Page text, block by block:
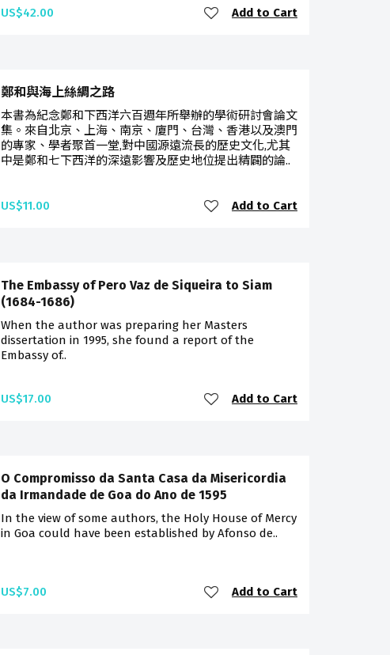
US$42.00 Add to Cart
鄭和與海上絲綢之路
本書為紀念鄭和下西洋六百週年所舉辦的學術研討會論文
集。來自北京、上海、南京、廈門、台灣、香港以及澳門
的專家、學者聚首一堂,對中國源遠流長的歷史文化,尤其
中是鄭和七下西洋的深遠影響及歷史地位提出精闢的論..
US$11.00 Add to Cart
The Embassy of Pero Vaz de Siqueira to Siam
(1684-1686)
When the author was preparing her Masters
dissertation in 1995, she found a report of the
Embassy of..
US$17.00 Add to Cart
O Compromisso da Santa Casa da Misericordia
da Irmandade de Goa do Ano de 1595
In the view of some authors, the Holy House of Mercy
in Goa could have been established by Afonso de..
US$7.00 Add to Cart